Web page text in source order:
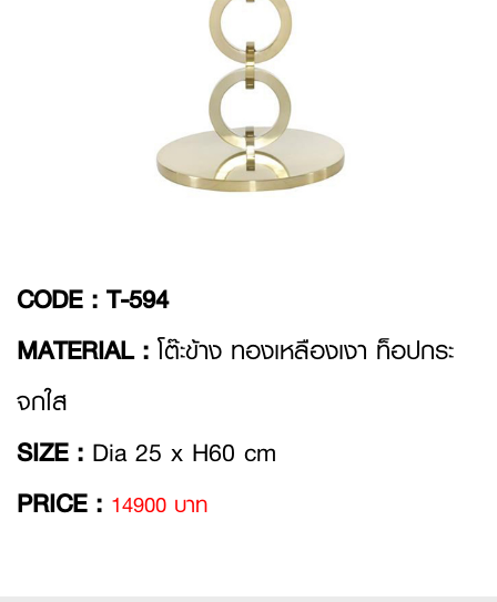
CODE : T-594
MATERIAL : โต๊ะข้าง ทองเหลืองเงา ท็อปกระ
จกใส
SIZE : Dia 25 x H60 cm
PRICE : 14900 บาท